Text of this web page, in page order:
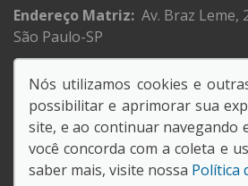
Endereço Matriz: Av. Braz Leme,
São Paulo-SP
Sistema de informações de Créditos (SCR)
Código de Conduta e Ética
61.088.795/0001-
SORANA COMERCIAL E
Nós utilizamos cookies e
possibilitar e aprimorar sua
site, e ao continuar navegando
você concorda com a coleta e
saber mais, visite nossa Política